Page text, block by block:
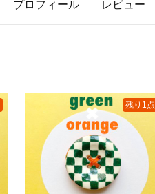
プロフィール レビュー
残り1点